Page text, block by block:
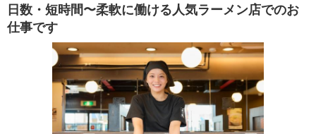
日数・短時間〜柔軟に働ける人気ラーメン店でのお
仕事です